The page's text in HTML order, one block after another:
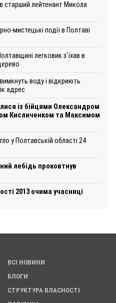
старший лейтенант Микола
мистецькі події в Полтаві
легковик з‘їхав в
воду і відкриють
адрес
із бійцями Олександром
Кисличенком та Максимом
у Полтавській області 24
лебідь проковтнув
2013 очима учасниці
ВСІ НОВИНИ
БЛОГИ
СТРУКТУРА ВЛАСНОСТІ